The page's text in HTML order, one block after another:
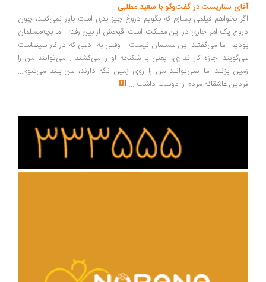
سناریست در گفت‌وگو با سعید مطلبی
بخواهم فیلمی بسازم که بگویم دروغ چیز بدی است باور نمی‌کنند، چون
یک امر جاری در این مملکت است. قبحش از بین رفته... ما بچه‌مسلمان
اما می‌گفتند این مسلمان نیست... وقتی به آدمی که در کار سینماست
اجازه کار نداری، یعنی با شکنجه او را می‌کشند... می‌توانند من را
بزنند اما نمی‌توانند من را روی زمین نگه دارند، من بلند می‌شوم...
عاشقانه مردم را دوست داشت ...